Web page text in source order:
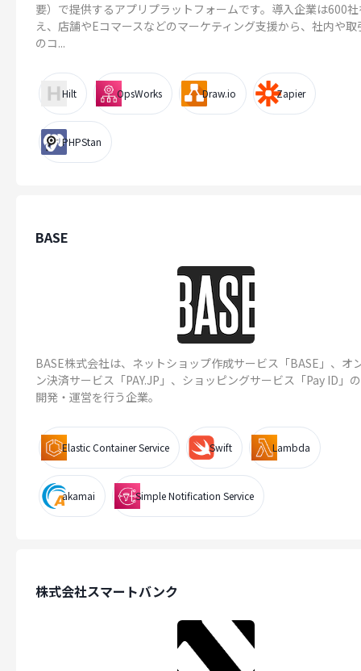
要）で提供するアプリプラットフォームです。導入企業は600
え、店舗やEコマースなどのマーケティング支援から、社内や取
のコ...
Hilt OpsWorks Draw.io Zapier
PHPStan
BASE
BASE株式会社は、ネットショップ作成サービス「BASE」、オ
ン決済サービス「PAY.JP」、ショッピングサービス「Pay ID」
開発・運営を行う企業。
Elastic Container Service Swift Lambda
akamai Simple Notification Service
株式会社スマートバンク